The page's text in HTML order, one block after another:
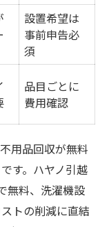
設置希望は
事前申告必
須
品目ごとに
費用確認
用品回収が無料
す。ハヤノ引越
無料、洗濯機設
トの削減に直結